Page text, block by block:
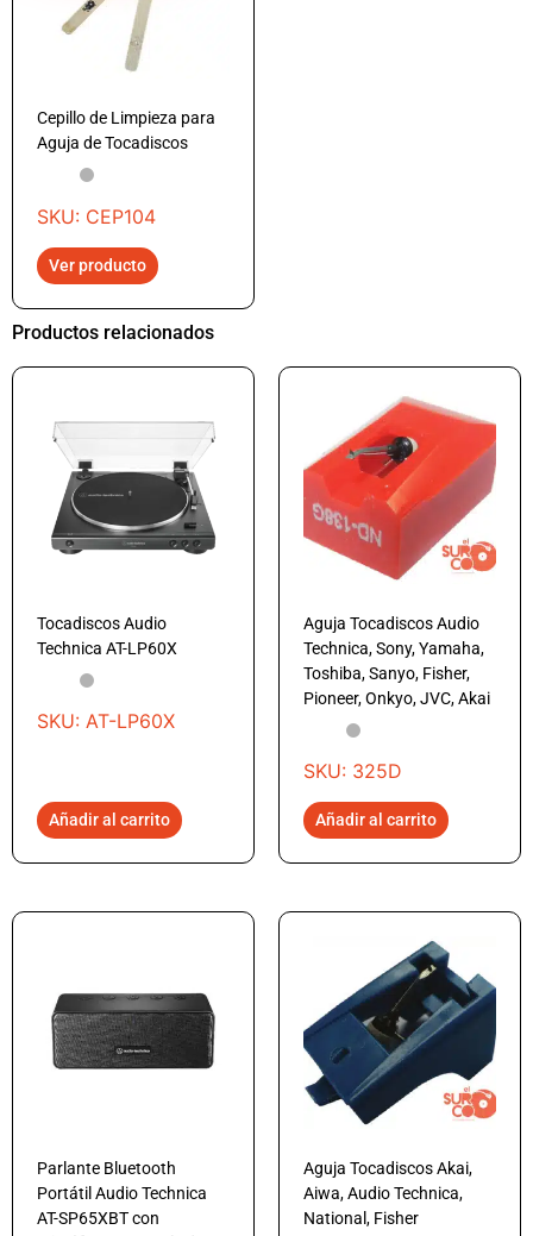
Cepillo de Limpieza para
Aguja de Tocadiscos
SKU: CEP104
Ver producto
Productos relacionados
Tocadiscos Audio
Technica AT-LP60X
SKU: AT-LP60X
Añadir al carrito
Aguja Tocadiscos Audio
Technica, Sony, Yamaha,
Toshiba, Sanyo, Fisher,
Pioneer, Onkyo, JVC, Akai
SKU: 325D
Añadir al carrito
Parlante Bluetooth
Portátil Audio Technica
AT-SP65XBT con
Aguja Tocadiscos Akai,
Aiwa, Audio Technica,
National, Fisher